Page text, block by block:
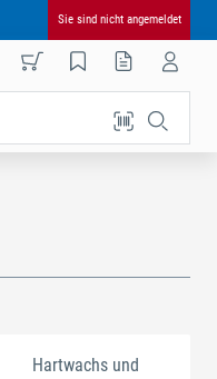
Sie sind nicht angemeldet
Hartwachs und